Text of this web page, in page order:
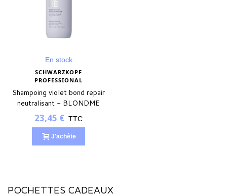
En stock
SCHWARZKOPF
PROFESSIONAL
Shampoing violet bond repair
neutralisant - BLONDME
23,45 € TTC
J'achète
POCHETTES CADEAUX